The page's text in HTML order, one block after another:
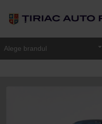
Alege brandul